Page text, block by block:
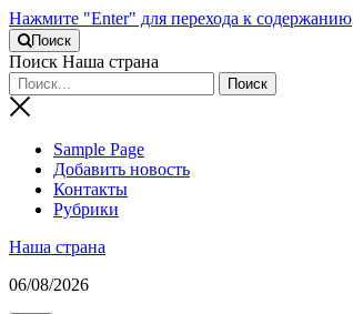
Нажмите "Enter" для перехода к содержанию
Поиск
Поиск Наша страна
Sample Page
Добавить новость
Контакты
Рубрики
Наша страна
06/08/2026